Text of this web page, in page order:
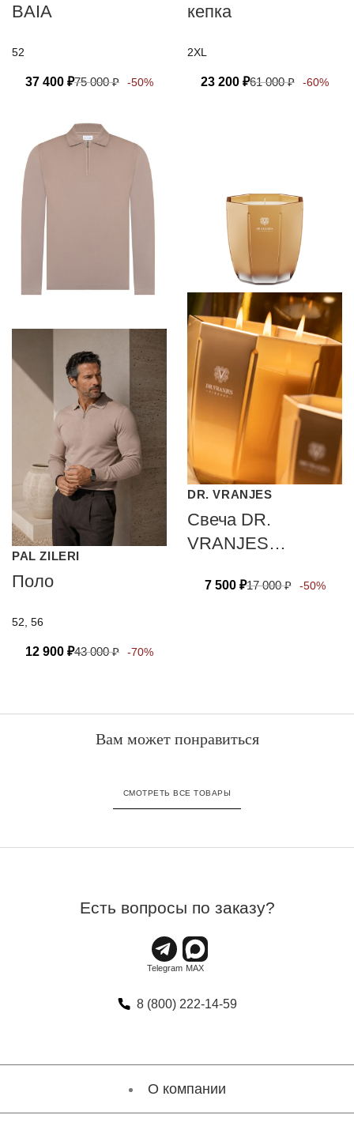
BAIA
52
37 400 ₽75 000₽ -50%
кепка
2XL
23 200 ₽61 000₽ -60%
PAL ZILERI
Поло
52, 56
12 900 ₽43 000₽ -70%
DR. VRANJES
Свеча DR.
VRANJES
NOBILE 200 гр
7 500 ₽17 000₽ -50%
Вам может понравиться
СМОТРЕТЬ ВСЕ ТОВАРЫ
Есть вопросы по заказу?
8 (800) 222-14-59
О компании